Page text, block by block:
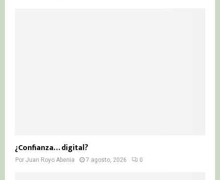
¿Confianza… digital?
Por Juan Royo Abenia 7 agosto, 2026 0